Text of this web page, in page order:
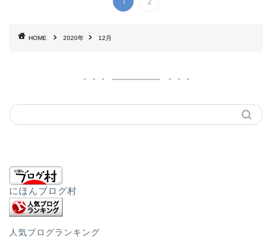
HOME 2020年 12月
にほんブログ村
人気ブログランキング